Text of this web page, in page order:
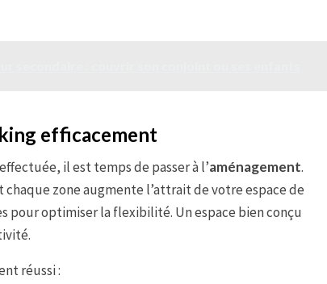
efficacement
il est temps de passer à l’aménagement.
zone augmente l’attrait de votre espace de
pour optimiser la flexibilité. Un espace bien conçu
réussi :